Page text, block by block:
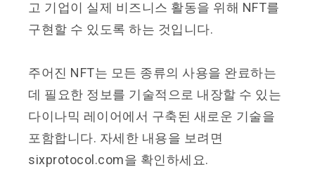
고 기업이 실제 비즈니스 활동을 위해 NFT를
구현할 수 있도록 하는 것입니다.
주어진 NFT는 모든 종류의 사용을 완료하는
데 필요한 정보를 기술적으로 내장할 수 있는
다이나믹 레이어에서 구축된 새로운 기술을
포함합니다. 자세한 내용을 보려면
sixprotocol.com을 확인하세요.